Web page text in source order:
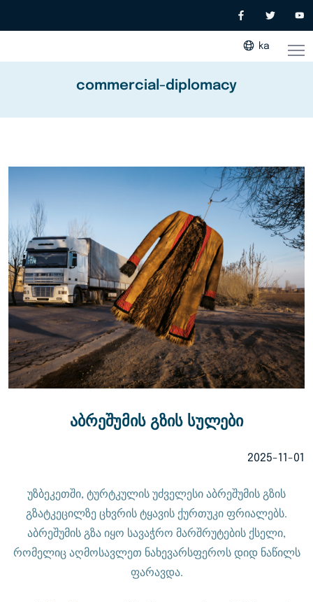
ka
commercial-diplomacy
აბრეშუმის გზის სულები
2025-11-01
უზბეკეთში, ტურტკულის უძველესი აბრეშუმის გზის
გზატკეცილზე ცხვრის ტყავის ქურთუკი ფრიალებს.
აბრეშუმის გზა იყო სავაჭრო მარშრუტების ქსელი,
რომელიც აღმოსავლეთ ნახევარსფეროს დიდ ნაწილს
ფარავდა.